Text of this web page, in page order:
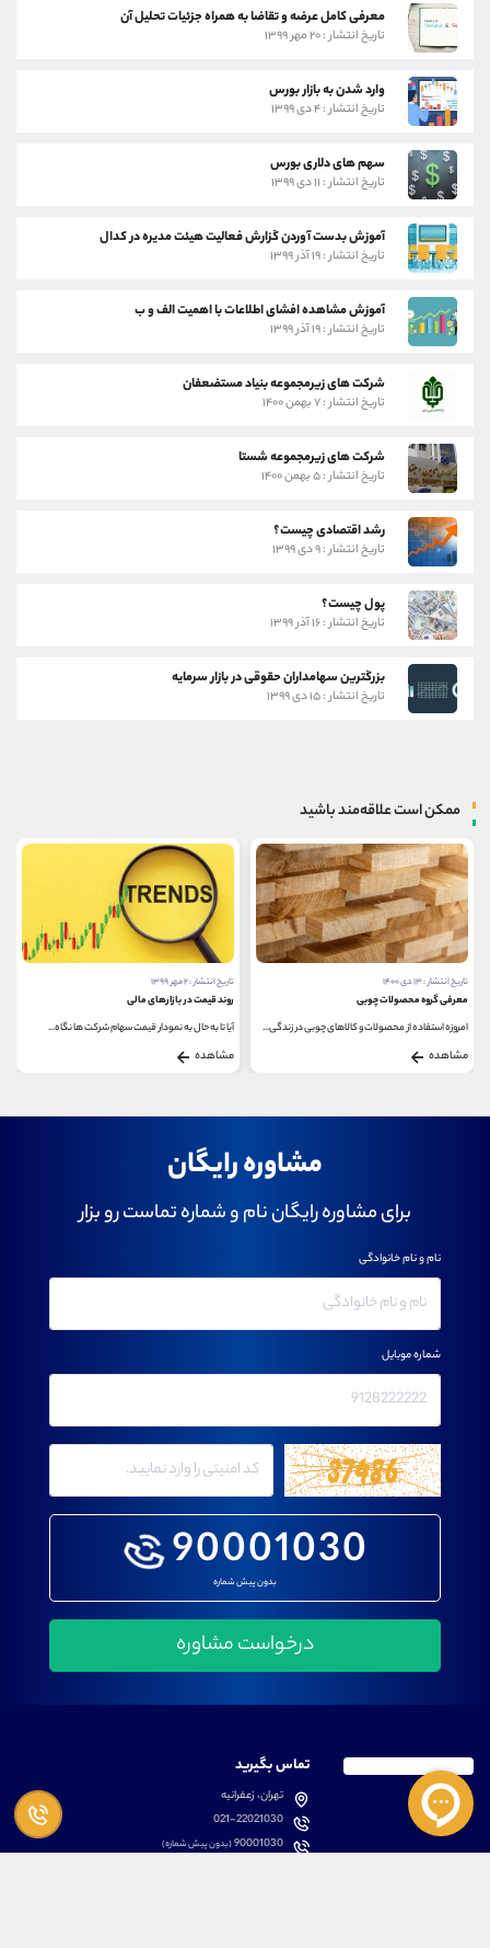
معرفی کامل عرضه و تقاضا به همراه جزئیات تحلیل آن
تاریخ انتشار : ۲۰ مهر ۱۳۹۹
وارد شدن به بازار بورس
تاریخ انتشار : ۴ دی ۱۳۹۹
سهم های دلاری بورس
تاریخ انتشار : ۱۱ دی ۱۳۹۹
آموزش بدست آوردن گزارش فعالیت هیئت مدیره در کدال
تاریخ انتشار : ۱۹ آذر ۱۳۹۹
آموزش مشاهده افشای اطلاعات با اهمیت الف و ب
تاریخ انتشار : ۱۹ آذر ۱۳۹۹
شرکت های زیرمجموعه بنیاد مستضعفان
تاریخ انتشار : ۷ بهمن ۱۴۰۰
شرکت های زیرمجموعه شستا
تاریخ انتشار : ۵ بهمن ۱۴۰۰
رشد اقتصادی چیست؟
تاریخ انتشار : ۹ دی ۱۳۹۹
پول چیست؟
تاریخ انتشار : ۱۶ آذر ۱۳۹۹
بزرگترین سهامداران حقوقی در بازار سرمایه
تاریخ انتشار : ۱۵ دی ۱۳۹۹
ممکن است علاقه‌مند باشید
تاریخ انتشار : ۱۳ دی ۱۴۰۰
معرفی گروه محصولات چوبی
امروزه استفاده از محصولات و کالاهای چوبی در زندگی...
مشاهده
تاریخ انتشار : ۲ مهر ۱۳۹۹
روند قیمت در بازارهای مالی
آیا تا به حال به نمودار قیمت سهام شرکت ها نگاه...
مشاهده
مشاوره رایگان
برای مشاوره رایگان نام و شماره تماست رو بزار
90001030
بدون پیش شماره
نام و نام خانوادگی
شماره موبایل
تماس بگیرید
تهران، زعفرانیه
021-22021030
90001030(بدون پیش شماره)